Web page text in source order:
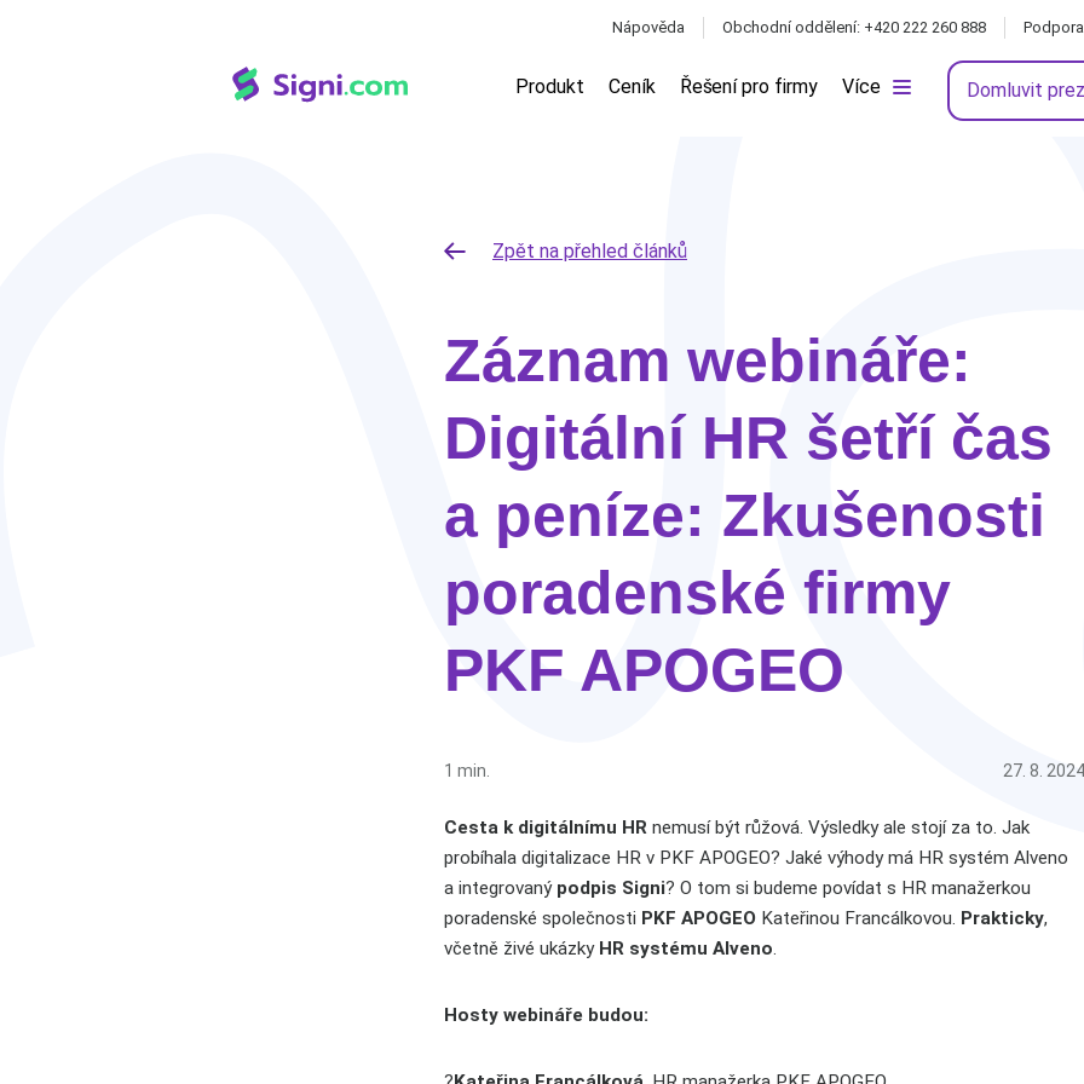
Produkt Ceník Řešení pro firmy Více Domluvit
Nápověda Obchodní oddělení: +420 222 260 888
Zpět na přehled článků
Záznam webináře:
Digitální HR šetří čas
a peníze: Zkušenosti
poradenské firmy
PKF APOGEO
1 min. 27. 8. 2024
Cesta k digitálnímu HRnemusí být růžová. Výsledky ale stojí za to. Jak
probíhala digitalizace HR v PKF APOGEO? Jaké výhody má HR systém Alveno
a integrovaný podpis Signi? O tom si budeme povídat s HR manažerkou
poradenské společnosti PKF APOGEOKateřinou Francálkovou. Prakticky,
včetně živé ukázky HR systému Alveno.
Hosty webináře budou: